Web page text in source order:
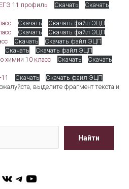
11 профиль
Скачать
Скачать
Скачать
Скачать файл ЭЦП
Скачать
Скачать файл ЭЦП
Скачать
Скачать файл ЭЦП
Скачать
Скачать файл ЭЦП
химии 10 класс
Скачать
Скачать
Скачать
Скачать файл ЭЦП
выделите фрагмент текста и
Найти
VKTelegram
YouTube